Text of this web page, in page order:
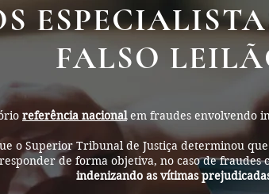
FALSO
referência nacionalem fraudes envolvendo
o Superior Tribunal de Justiça determinou
de forma objetiva, no caso de fraudes
indenizando as vítimas